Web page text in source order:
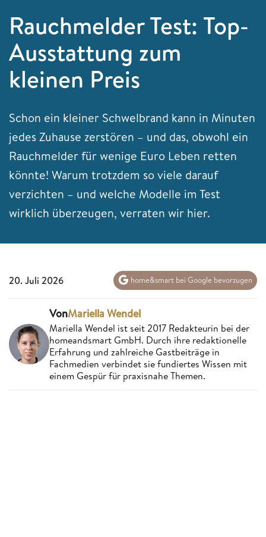
Rauchmelder Test: Top-
Ausstattung zum
kleinen Preis
Schon ein kleiner Schwelbrand kann in Minuten
jedes Zuhause zerstören – und das, obwohl ein
Rauchmelder für wenige Euro Leben retten
könnte! Warum trotzdem so viele darauf
verzichten – und welche Modelle im Test
wirklich überzeugen, verraten wir hier.
20. Juli 2026 home&smart bei Google bevorzugen
VonMariella Wendel
Mariella Wendel ist seit 2017 Redakteurin bei der
homeandsmart GmbH. Durch ihre redaktionelle
Erfahrung und zahlreiche Gastbeiträge in
Fachmedien verbindet sie fundiertes Wissen mit
einem Gespür für praxisnahe Themen.